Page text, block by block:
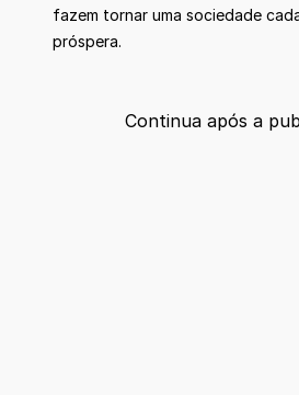
fazem tornar uma sociedade
próspera.
Continua após a